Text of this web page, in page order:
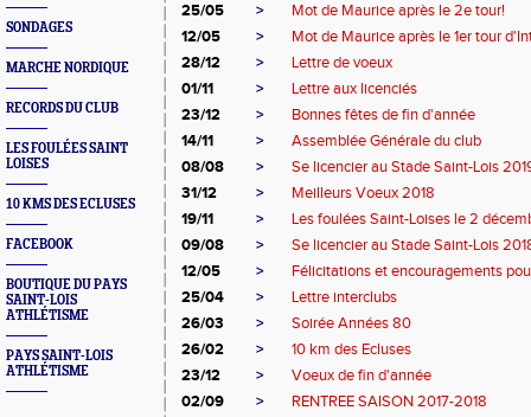
SONDAGES
MARCHE NORDIQUE
RECORDS DU CLUB
LES FOULÉES SAINT
LOISES
10 KMS DES ECLUSES
FACEBOOK
BOUTIQUE DU PAYS
SAINT-LOIS
ATHLÉTISME
PAYS SAINT-LOIS
ATHLÉTISME
25/05
>
Mot de Maurice après le 2e tour!
12/05
>
Mot de Maurice après le 1er tour
28/12
>
Lettre de voeux
01/11
>
Lettre aux licenciés
23/12
>
Bonnes fêtes de fin d'année
14/11
>
Assemblée Générale du club
08/08
>
Se licencier au Stade Saint-Lois
31/12
>
Meilleurs Voeux 2018
19/11
>
Les foulées Saint-Loises le 2
09/08
>
Se licencier au Stade Saint-Lois
12/05
>
Félicitations et encouragements
25/04
>
Lettre interclubs
26/03
>
Soirée Années 80
26/02
>
10 km des Ecluses
23/12
>
Voeux de fin d'année
02/09
>
RENTREE SAISON 2017-2018